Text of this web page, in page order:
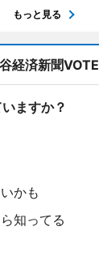
もっと見る
経済新聞VOTE
ますか？
かも
知ってる